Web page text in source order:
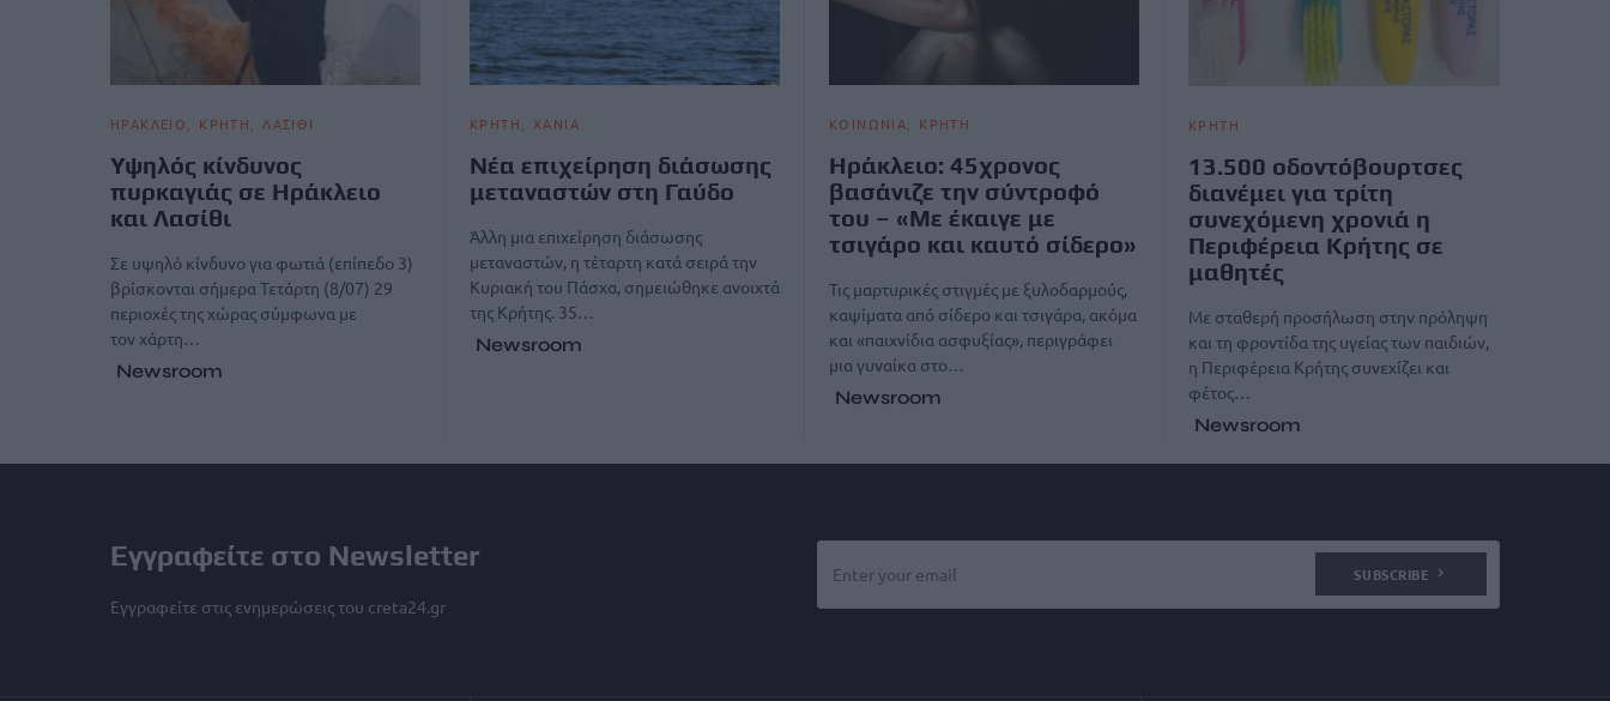
ΗΡΑΚΛΕΙΟ ΚΡΗΤΗ ΛΑΣΙΘΙ
Υψηλός κίνδυνος
πυρκαγιάς σε Ηράκλειο
και Λασίθι
Σε υψηλό κίνδυνο για φωτιά (επίπεδο 3)
βρίσκονται σήμερα Τετάρτη (8/07) 29
περιοχές της χώρας σύμφωνα με
τον χάρτη…
Newsroom
ΚΡΗΤΗ ΧΑΝΙΑ
Νέα επιχείρηση διάσωσης
μεταναστών στη Γαύδο
Άλλη μια επιχείρηση διάσωσης
μεταναστών, η τέταρτη κατά σειρά την
Κυριακή του Πάσχα, σημειώθηκε ανοιχτά
της Κρήτης. 35…
Newsroom
ΚΟΙΝΩΝΙΑ ΚΡΗΤΗ
Ηράκλειο: 45χρονος
βασάνιζε την σύντροφό
του – «Με έκαιγε με
τσιγάρο και καυτό σίδερο»
Τις μαρτυρικές στιγμές με ξυλοδαρμούς,
καψίματα από σίδερο και τσιγάρα, ακόμα
και «παιχνίδια ασφυξίας», περιγράφει
μια γυναίκα στο…
Newsroom
ΚΡΗΤΗ
13.500 οδοντόβουρτσες
διανέμει για τρίτη
συνεχόμενη χρονιά η
Περιφέρεια Κρήτης σε
μαθητές
Με σταθερή προσήλωση στην πρόληψη
και τη φροντίδα της υγείας των παιδιών,
η Περιφέρεια Κρήτης συνεχίζει και
φέτος…
Newsroom
Εγγραφείτε στο Newsletter
Εγγραφείτε στις ενημερώσεις του creta24.gr
SUBSCRIBE